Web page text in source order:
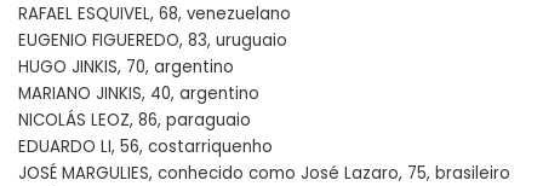
RAFAEL ESQUIVEL, 68, venezuelano
EUGENIO FIGUEREDO, 83, uruguaio
HUGO JINKIS, 70, argentino
MARIANO JINKIS, 40, argentino
NICOLÁS LEOZ, 86, paraguaio
EDUARDO LI, 56, costarriquenho
JOSÉ MARGULIES, conhecido como José Lazaro, 75, brasileiro